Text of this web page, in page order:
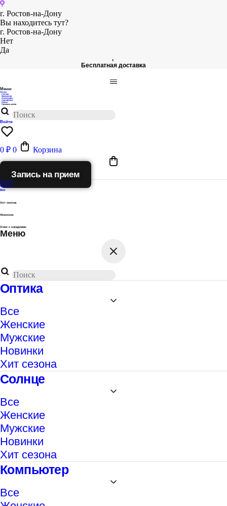
Перейти
к
содержимому
г. Ростов-на-Дону
Вы находитесь тут?
г. Ростов-на-Дону
Нет
Да
,
Бесплатная доставка
Меню
Оптика
Солнце
Компьютер
Аксессуары
Сертификат
Линзы
Проверка зрения
товаров
Войти
0 ₽ 0 Корзина
Запись на прием
Женские
Мужские
Все
Хит сезона
Новинки
Очки с насадками
Меню
товаров
Оптика
Все
Женские
Мужские
Новинки
Хит сезона
Солнце
Все
Женские
Мужские
Новинки
Хит сезона
Компьютер
Все